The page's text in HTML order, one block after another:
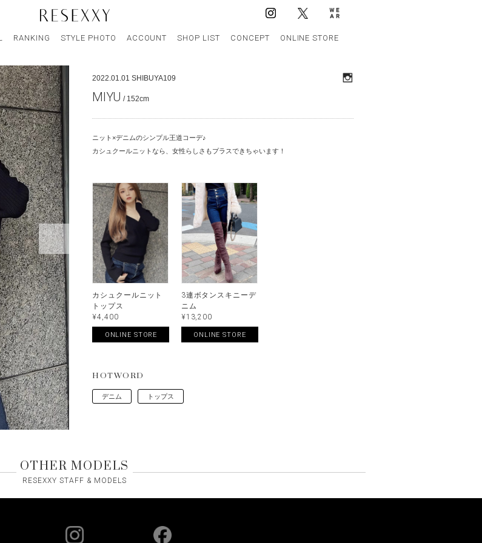
RANKING STYLE PHOTO ACCOUNT SHOP LIST CONCEPT ONLINE STORE
2022.01.01 SHIBUYA109
MIYU / 152cm
ニット×デニムのシンプル王道コーデ♪
カシュクールニットなら、女性らしさもプラスできちゃいます！
カシュクールニット
トップス
¥4,400
ONLINE STORE
3連ボタンスキニーデ
ニム
¥13,200
ONLINE STORE
HOTWORD
デニム トップス
OTHER MODELS
RESEXXY STAFF & MODELS